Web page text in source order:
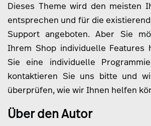
Dieses Theme wird den meisten
entsprechen und für die
Support angeboten. Aber Sie
Ihrem Shop individuelle Features
Sie eine individuelle
kontaktieren Sie uns bitte und
überprüfen, wie wir Ihnen helfen
Über den Autor